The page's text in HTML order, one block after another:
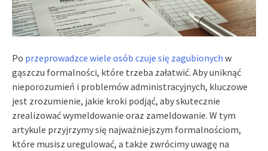
Po przeprowadzce wiele osób czuje się zagubionych w
gąszczu formalności, które trzeba załatwić. Aby uniknąć
nieporozumień i problemów administracyjnych, kluczowe
jest zrozumienie, jakie kroki podjąć, aby skutecznie
zrealizować wymeldowanie oraz zameldowanie. W tym
artykule przyjrzymy się najważniejszym formalnościom,
które musisz uregulować, a także zwrócimy uwagę na